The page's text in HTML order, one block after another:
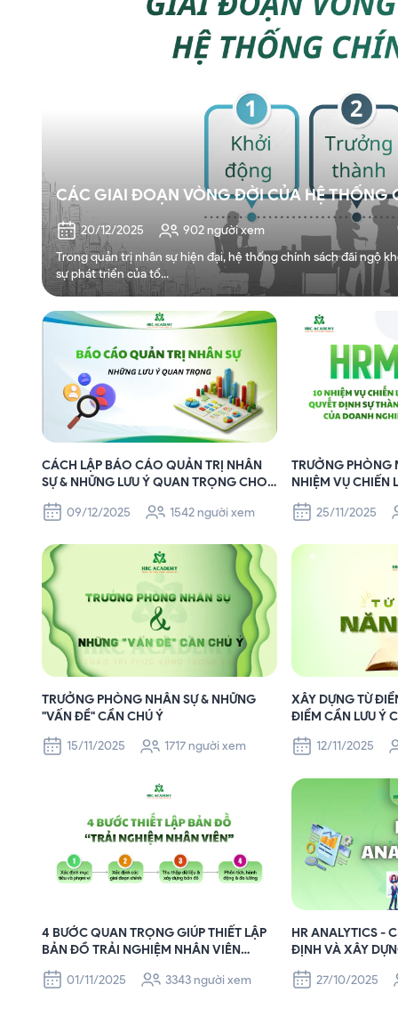
CÁC GIAI ĐOẠN VÒNG ĐỜI CỦA HỆ THỐNG
20/12/2025
902 người xem
Trong quản trị nhân sự hiện đại, hệ thống chính sách đãi ngộ
sự phát triển của tổ...
CÁCH LẬP BÁO CÁO QUẢN TRỊ NHÂN
SỰ & NHỮNG LƯU Ý QUAN TRỌNG CHO
DOANH NGHIỆP
09/12/2025
1542 người xem
TRƯỞNG PHÒNG
NHIỆM VỤ CHIẾN
THÀNH BẠI CỦA
25/11/2025
TRƯỞNG PHÒNG NHÂN SỰ & NHỮNG
"VẤN ĐỀ" CẦN CHÚ Ý
15/11/2025
1717 người xem
XÂY DỰNG TỪ
ĐIỂM CẦN LƯU Ý
12/11/2025
4 BƯỚC QUAN TRỌNG GIÚP THIẾT LẬP
BẢN ĐỒ TRẢI NGHIỆM NHÂN VIÊN
TOÀN DIỆN VÀ HIỆU QUẢ
01/11/2025
3343 người xem
HR ANALYTICS -
ĐỊNH VÀ XÂY
SỰ HIỆU QUẢ
27/10/2025